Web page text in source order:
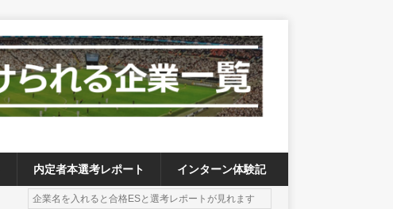
内定者本選考レポート インターン体験記